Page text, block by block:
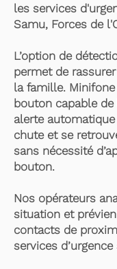
les services
Samu, Forces de
L’option de
permet de
la famille.
bouton capable
alerte
chute et se
sans nécessité
bouton.
Nos opérateurs
situation et
contacts de
services